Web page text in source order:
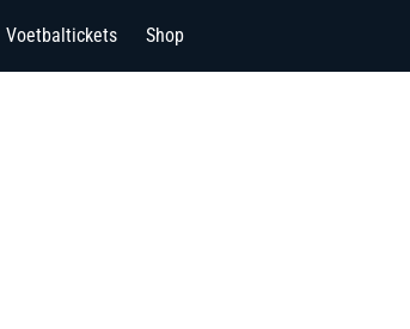
Voetbaltickets Shop